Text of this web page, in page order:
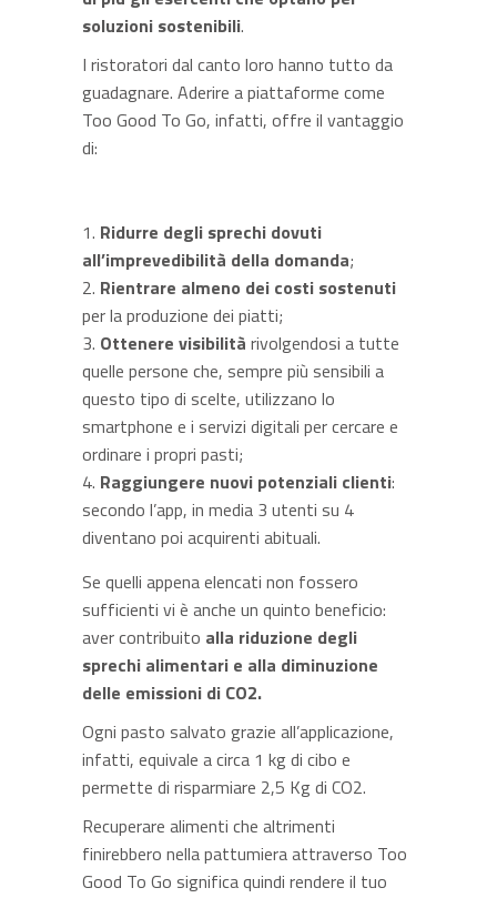
soluzioni sostenibili.
I ristoratori dal canto loro hanno tutto da
guadagnare. Aderire a piattaforme come
Too Good To Go, infatti, offre il vantaggio
di:
Ridurre degli sprechi dovuti
all’imprevedibilità della domanda;
Rientrare almeno dei costi sostenuti
per la produzione dei piatti;
Ottenere visibilità rivolgendosi a tutte
quelle persone che, sempre più sensibili a
questo tipo di scelte, utilizzano lo
smartphone e i servizi digitali per cercare e
ordinare i propri pasti;
Raggiungere nuovi potenziali clienti:
secondo l’app, in media 3 utenti su 4
diventano poi acquirenti abituali.
Se quelli appena elencati non fossero
sufficienti vi è anche un quinto beneficio:
aver contribuito alla riduzione degli
sprechi alimentari e alla diminuzione
delle emissioni di CO2.
Ogni pasto salvato grazie all’applicazione,
infatti, equivale a circa 1 kg di cibo e
permette di risparmiare 2,5 Kg di CO2.
Recuperare alimenti che altrimenti
finirebbero nella pattumiera attraverso Too
Good To Go significa quindi rendere il tuo